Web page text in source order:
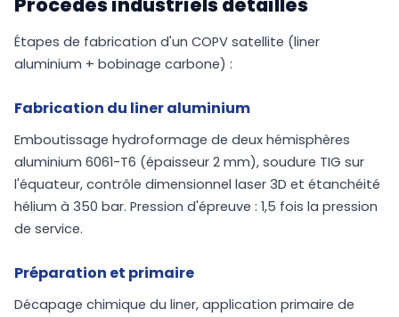
Étapes de fabrication d'un COPV satellite (liner
aluminium + bobinage carbone) :
Fabrication du liner aluminium
Emboutissage hydroformage de deux hémisphères
aluminium 6061-T6 (épaisseur 2 mm), soudure TIG sur
l'équateur, contrôle dimensionnel laser 3D et étanchéité
hélium à 350 bar. Pression d'épreuve : 1,5 fois la pression
de service.
Préparation et primaire
Décapage chimique du liner, application primaire de